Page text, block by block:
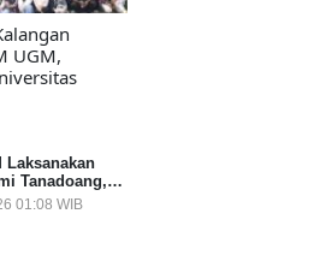
UGM,
Laksanakan
Tanadoang,
dan
Persoalan
01:08 WIB